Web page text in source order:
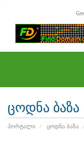
ცოდნა ბაზა
პორტალი ცოდნა ბაზა